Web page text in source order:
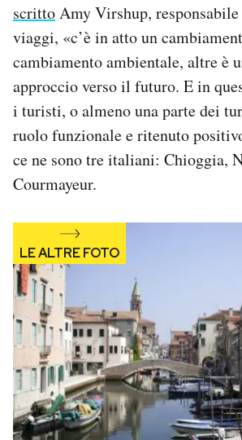
scrittoAmy Virshup,
viaggi, «c’è in atto un
cambiamento ambientale, altre è
approccio verso il futuro. E in
i turisti, o almeno una parte dei
ruolo funzionale e ritenuto
ce ne sono tre italiani: Chioggia,
Courmayeur.